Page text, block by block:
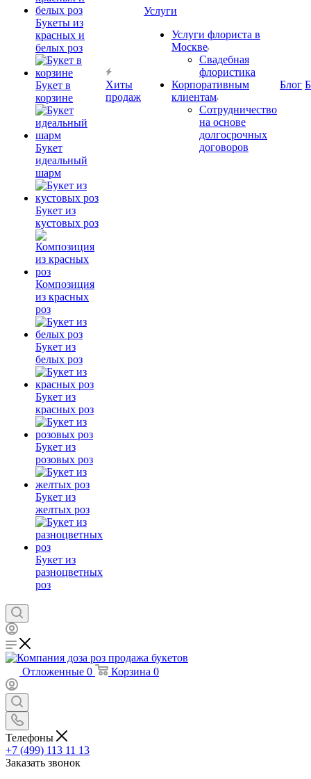
Букеты из
красных и
белых роз
Букет в
корзине
Букет
идеальный
шарм
Букет из
кустовых роз
Композиция
из красных
роз
Букет из
белых роз
Букет из
красных роз
Букет из
розовых роз
Букет из
желтых роз
Букет из
разноцветных
роз
Хиты
продаж
Услуги
Услуги флориста в
Москве
Свадебная
флористика
Корпоративным
клиентам
Сотрудничество
на основе
долгосрочных
договоров
Блог
Отложенные 0 Корзина 0
Телефоны
+7 (499) 113 11 13
Заказать звонок